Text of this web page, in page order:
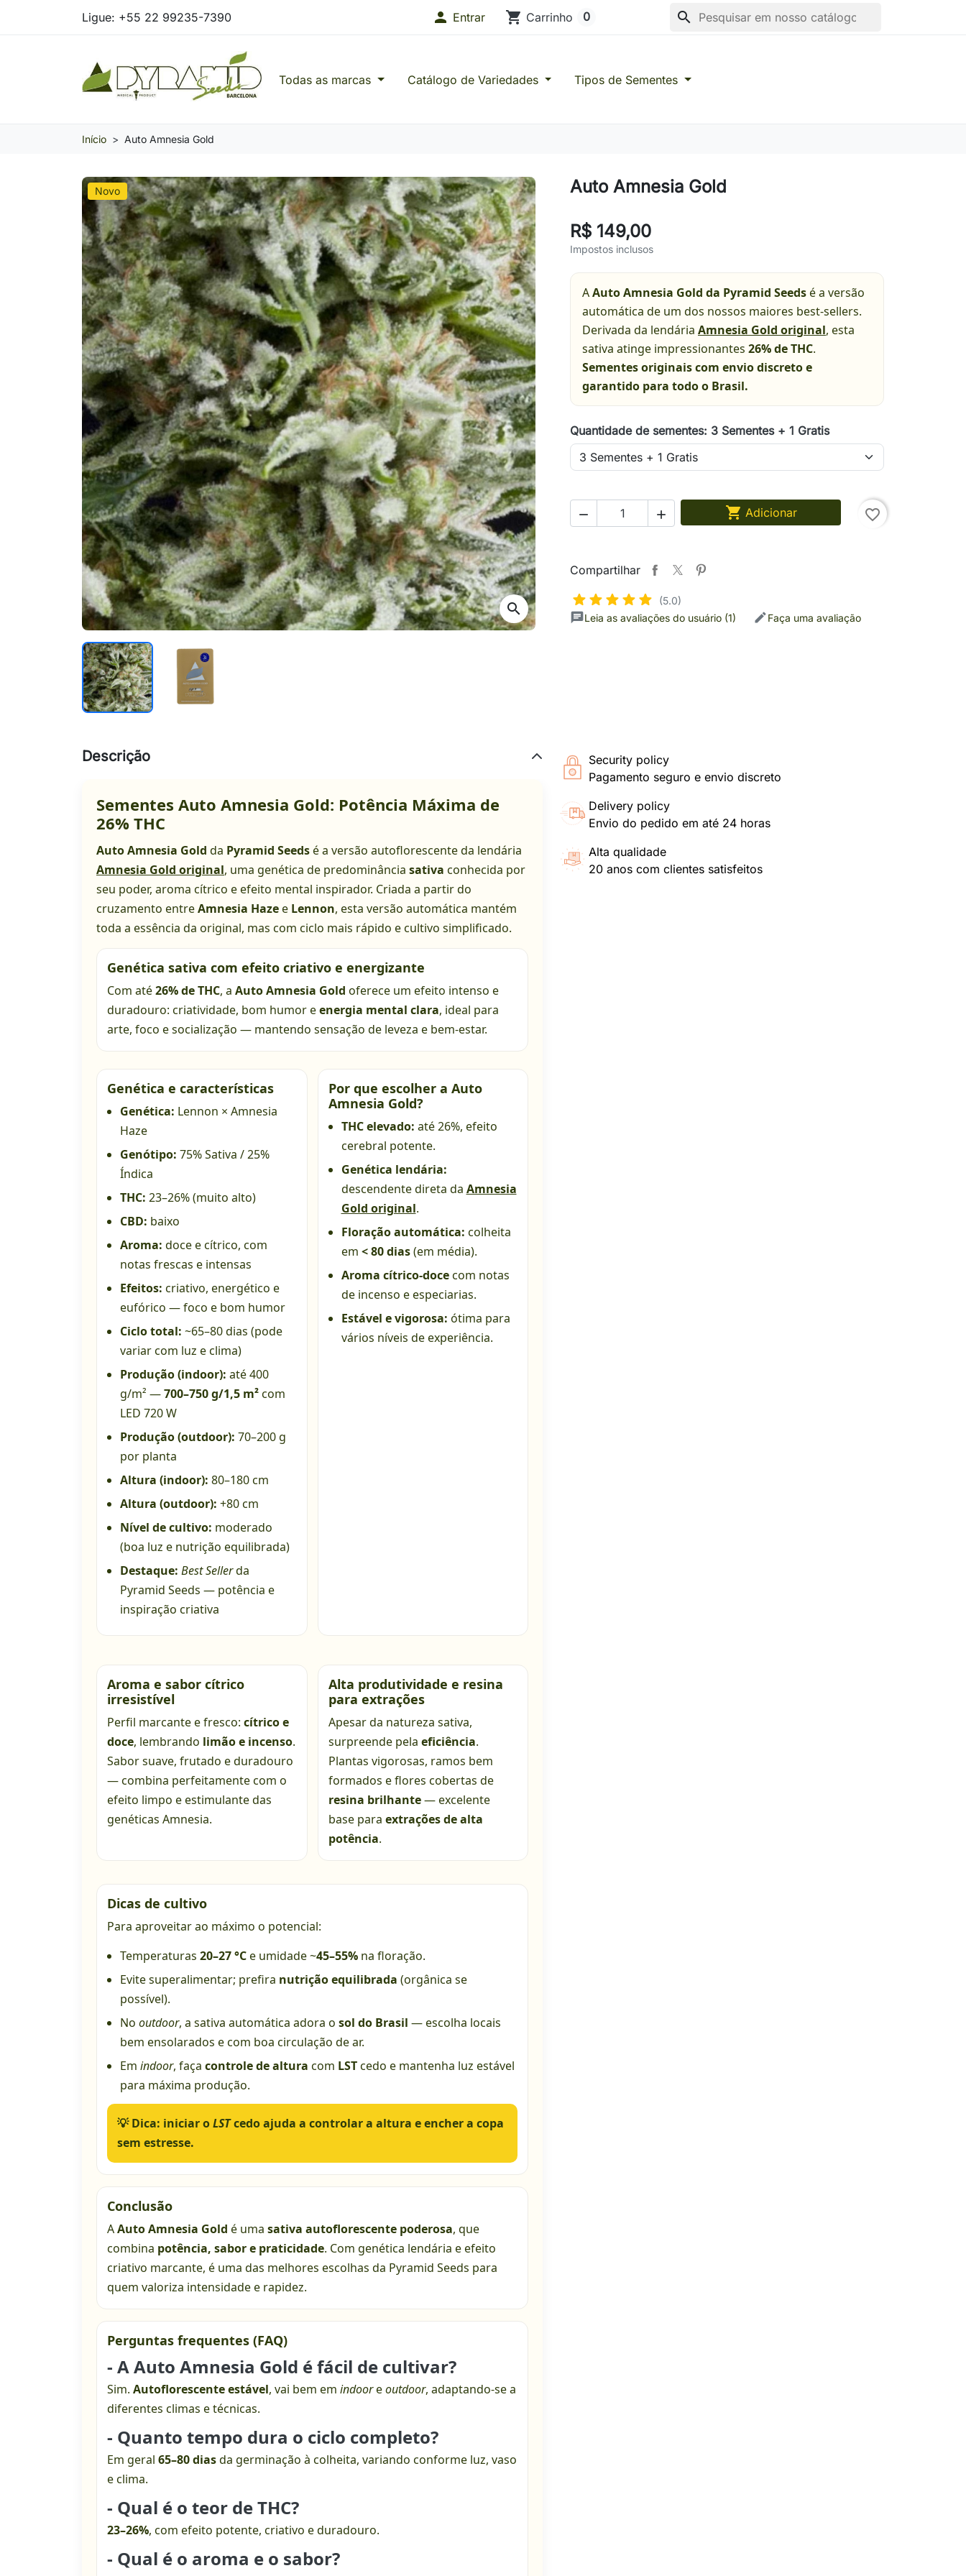
Ligue: +55 22 99235-7390 search
 Entrar shopping_cart Carrinho 0
Pyramid Seeds Brasil: O Seu Banco de Seeds de Confiança
Todas as marcas Catálogo de Variedades Tipos de Sementes
Início Auto Amnesia Gold
Novo
search
Auto Amnesia Gold
R$ 149,00
Impostos inclusos
AAuto Amnesia Gold da Pyramid Seedsé a versão
automática de um dos nossos maiores best-sellers.
Derivada da lendária Amnesia Gold original, esta
sativa atinge impressionantes 26% de THC.
Sementes originais com envio discreto e
garantido para todo o Brasil.
Quantidade de sementes: 3 Sementes + 1 Gratis
   Adicionar favorite_border
Compartilhar
(5.0)
Leia as avaliações do usuário (1)
Faça uma avaliação
Security policy
Pagamento seguro e envio discreto
Delivery policy
Envio do pedido em até 24 horas
Alta qualidade
20 anos com clientes satisfeitos
Descrição
Sementes Auto Amnesia Gold: Potência Máxima de
26% THC
Auto Amnesia Gold da Pyramid Seedsé a versão autoflorescente da lendária
Amnesia Gold original, uma genética de predominância sativa conhecida por
seu poder, aroma cítrico e efeito mental inspirador. Criada a partir do
cruzamento entreAmnesia Hazee Lennon, esta versão automática mantém
toda a essência da original, mas com ciclo mais rápido e cultivo simplificado.
Genética sativa com efeito criativo e energizante
Com até26% de THC, a Auto Amnesia Gold oferece um efeito intenso e
duradouro: criatividade, bom humor eenergia mental clara, ideal para
arte, foco e socialização — mantendo sensação de leveza e bem-estar.
Genética e características
Genética: Lennon × Amnesia
Haze
Genótipo: 75% Sativa / 25%
Índica
THC: 23–26% (muito alto)
CBD: baixo
Aroma: doce e cítrico, com
notas frescas e intensas
Efeitos: criativo, energético e
eufórico — foco e bom humor
Ciclo total: ~65–80 dias (pode
variar com luz e clima)
Produção (indoor): até 400
g/m² —700–750 g/1,5 m²com
LED 720 W
Produção (outdoor): 70–200 g
por planta
Altura (indoor): 80–180 cm
Altura (outdoor): +80 cm
Nível de cultivo: moderado
(boa luz e nutrição equilibrada)
Destaque: Best Sellerda
Pyramid Seeds — potência e
inspiração criativa
Por que escolher a Auto
Amnesia Gold?
THC elevado: até 26%, efeito
cerebral potente.
Genética lendária:
descendente direta da Amnesia
Gold original.
Floração automática: colheita
em < 80 dias(em média).
Aroma cítrico-docecom notas
de incenso e especiarias.
Estável e vigorosa: ótima para
vários níveis de experiência.
Aroma e sabor cítrico
irresistível
Perfil marcante e fresco: cítrico e
doce, lembrando limão e incenso.
Sabor suave, frutado e duradouro
— combina perfeitamente com o
efeito limpo e estimulante das
genéticas Amnesia.
Alta produtividade e resina
para extrações
Apesar da natureza sativa,
surpreende pela eficiência.
Plantas vigorosas, ramos bem
formados e flores cobertas de
resina brilhante— excelente
base para extrações de alta
potência.
Dicas de cultivo
Para aproveitar ao máximo o potencial:
Temperaturas 20–27 °Ce umidade ~45–55% na floração.
Evite superalimentar; prefira nutrição equilibrada (orgânica se
possível).
No outdoor, a sativa automática adora o sol do Brasil — escolha locais
bem ensolarados e com boa circulação de ar.
Em indoor, faça controle de altura com LSTcedo e mantenha luz estável
para máxima produção.
💡 Dica: iniciar oLSTcedo ajuda a controlar a altura e encher a copa
sem estresse.
Conclusão
AAuto Amnesia Gold é uma sativa autoflorescente poderosa, que
combina potência, sabor e praticidade. Com genética lendária e efeito
criativo marcante, é uma das melhores escolhas da Pyramid Seeds para
quem valoriza intensidade e rapidez.
Perguntas frequentes (FAQ)
- A Auto Amnesia Gold é fácil de cultivar?
Sim. Autoflorescente estável, vai bem em indooreoutdoor, adaptando-se a
diferentes climas e técnicas.
- Quanto tempo dura o ciclo completo?
Em geral 65–80 diasda germinação à colheita, variando conforme luz, vaso
e clima.
- Qual é o teor de THC?
23–26%, com efeito potente, criativo e duradouro.
- Qual é o aroma e o sabor?